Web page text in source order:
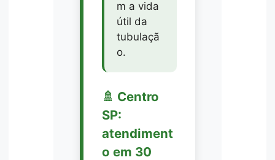
m a vida
útil da
tubulaçã
o.
🚿 Centro
SP:
atendiment
o em 30